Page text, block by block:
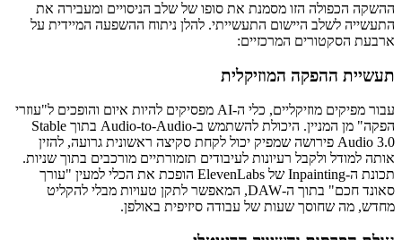
ההשקה הכפולה הזו מסמנת את סופו של שלב הניסויים ומעבירה את
התעשייה לשלב היישום התעשייתי. להלן ניתוח ההשפעה המיידית על
ארבעת הסקטורים המרכזיים:
תעשיית ההפקה המוזיקלית
עבור מפיקים מוזיקליים, כלי ה-AI מפסיקים להיות איום והופכים ל"עוזרי
הפקה" מן המניין. היכולת להשתמש ב-Audio-to-Audio בתוך Stable
Audio 3.0 פירושה שמפיק יכול לקחת סקיצה ראשונית גרועה, להזין
אותה למודל ולקבל רעיונות לעיבודים תזמורתיים מורכבים בתוך שניות.
תכונת ה-Inpainting של ElevenLabs הופכת את הכלי למעין "עורך
סאונד חכם" בתוך ה-DAW, המאפשר לתקן טעויות מבלי להקליט
מחדש, מה שחוסך שעות של עבודה סיזיפית באולפן.